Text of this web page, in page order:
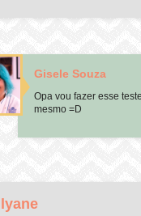
Gisele Souza
Opa vou fazer esse
mesmo =D